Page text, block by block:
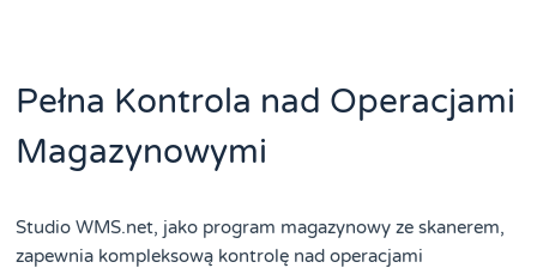
Pełna Kontrola nad Operacjami
Magazynowymi
Studio WMS.net, jako program magazynowy ze skanerem,
zapewnia kompleksową kontrolę nad operacjami